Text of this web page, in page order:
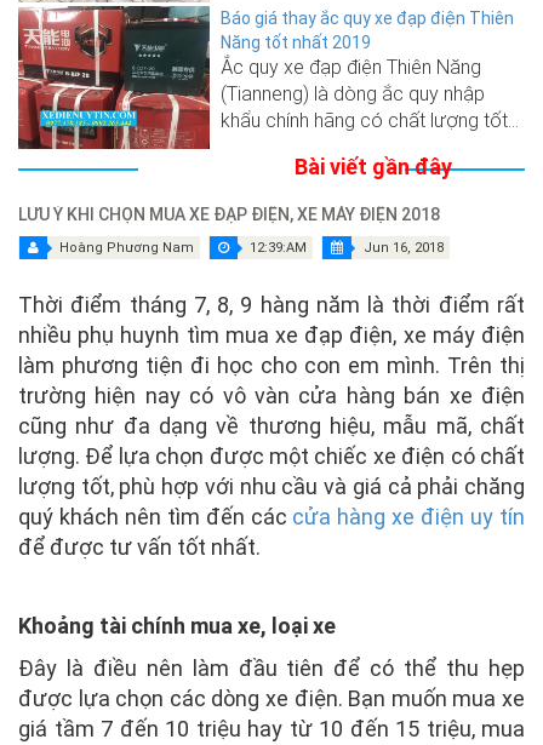
Báo giá thay ắc quy xe đạp điện Thiên
Năng tốt nhất 2019
Ắc quy xe đạp điện Thiên Năng
(Tianneng) là dòng ắc quy nhập
khẩu chính hãng có chất lượng tốt...
Bài viết gần đây
LƯU Ý KHI CHỌN MUA XE ĐẠP ĐIỆN, XE MÁY ĐIỆN 2018
Hoàng Phương Nam 12:39:AM Jun 16, 2018
Thời điểm tháng 7, 8, 9 hàng năm là thời điểm rất
nhiều phụ huynh tìm mua xe đạp điện, xe máy điện
làm phương tiện đi học cho con em mình. Trên thị
trường hiện nay có vô vàn cửa hàng bán xe điện
cũng như đa dạng về thương hiệu, mẫu mã, chất
lượng. Để lựa chọn được một chiếc xe điện có chất
lượng tốt, phù hợp với nhu cầu và giá cả phải chăng
quý khách nên tìm đến các cửa hàng xe điện uy tín
để được tư vấn tốt nhất.
Khoảng tài chính mua xe, loại xe
Đây là điều nên làm đầu tiên để có thể thu hẹp
được lựa chọn các dòng xe điện. Bạn muốn mua xe
giá tầm 7 đến 10 triệu hay từ 10 đến 15 triệu, mua